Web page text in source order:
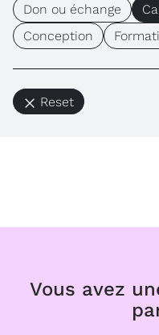
Don ou échange
Conception
Reset
Vous avez